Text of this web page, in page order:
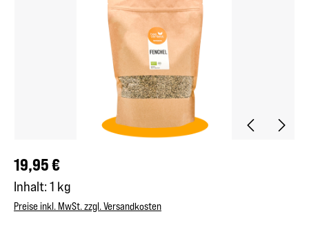
Regulärer Preis:
19,95 €
Inhalt: 1 kg
Preise inkl. MwSt. zzgl. Versandkosten